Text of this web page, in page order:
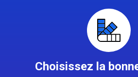
Choisissez la